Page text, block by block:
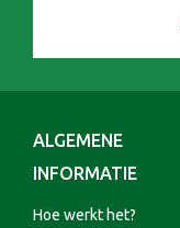
ALGEMENE
INFORMATIE
Hoe werkt het?